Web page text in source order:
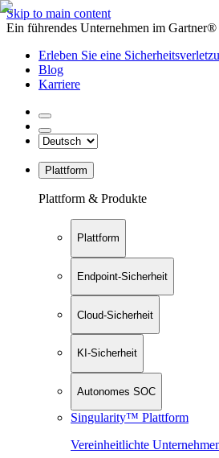
Skip to main content
Ein führendes Unternehmen im
Erleben Sie eine
Blog
Karriere
Plattform
Plattform & Produkte
Plattform
Endpoint-Sicherheit
Cloud-Sicherheit
KI-Sicherheit
Autonomes SOC
Singularity™ Plattform
Vereinheitlichte